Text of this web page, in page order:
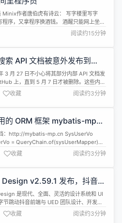
Minix作者唐伯虎有诗云： 写字楼里写字
序，又拿程序换酒钱。 酒醒只能网上坐，
，网上网下年复年。 但愿老死电脑间，不愿
自己命太贱； 不见满街漂亮妹，那个归得
通用代码生成器就是这样的魔法棒。最...
阅读约15分钟
索 API 文档被意外发布到
：2500 多页、揭开搜索排
3 月 27 日不小心将其部分内部 API 文档发
上，直到 5 月 7 日才被删除。这些内部
了 Google 搜索引擎相关的敏感信息。 据
众研究公司SparkToro在官网博客发布的文
泄露文档中的部分内容与谷歌公开表态的信
相矛盾。比如，谷歌曾一再否认...
收藏 阅读约3分钟
的 ORM 框架 mybatis-mp
布
：http://mybatis-mp.cn SysUserVo
= QueryChain.of(sysUserMapper)
.from(SysUser.class)
SysRole.class)
收藏 阅读约3分钟
Design v2.59.1 发布，抖音企
库是现代、全面、灵活的设计系统和 UI
节跳动抖音前端与 UED 团队设计、开发并
一款包含设计语言、React 组件、主题等开
中后台解决方案，可用于快速搭建美观的
收藏 阅读约3分钟